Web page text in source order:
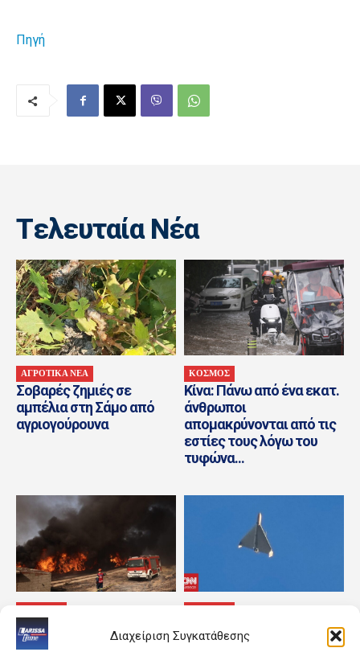
Διαχείριση Συγκατάθεσης
Πηγή
Tελευταία Nέα
ΑΓΡΟΤΙΚΑ ΝΕΑ
Σοβαρές ζημιές σε
αμπέλια στη Σάμο από
αγριογούρουνα
ΚΟΣΜΟΣ
Κίνα: Πάνω από ένα εκατ.
άνθρωποι
απομακρύνονται από τις
εστίες τους λόγω του
τυφώνα...
ΚΟΣΜΟΣ
Στον Κουβαρά ο
Ευάγγελος Τουρνάς
ΚΟΣΜΟΣ
Μελέτη δείχνει ότι η
Ευρώπη δεν είναι